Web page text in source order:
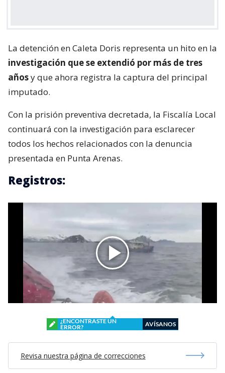
La detención en Caleta Doris representa un hito en la
investigación que se extendió por más de tres
añosy que ahora registra la captura del principal
imputado.
Con la prisión preventiva decretada, la Fiscalía Local
continuará con la investigación para esclarecer
todos los hechos relacionados con la denuncia
presentada en Punta Arenas.
Registros:
¿ENCONTRASTE UN
ERROR?
AVÍSANOS
Revisa nuestra página de correcciones